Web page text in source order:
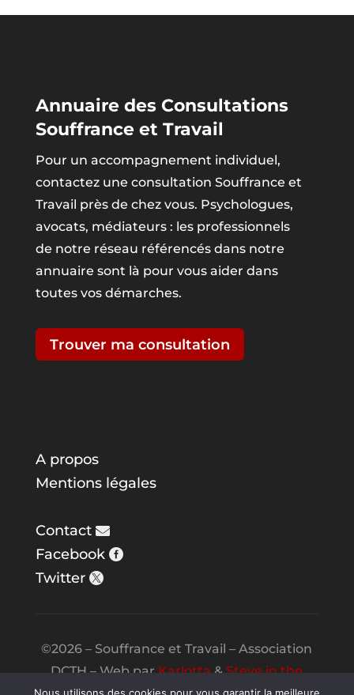
Annuaire des Consultations
Souffrance et Travail
Pour un accompagnement individuel,
contactez une consultation Souffrance et
Travail près de chez vous. Psychologues,
avocats, médiateurs : les professionnels
de notre réseau référencés dans notre
annuaire sont là pour vous aider dans
toutes vos démarches.
Trouver ma consultation
A propos
Mentions légales
Contact
Facebook
Twitter
©2026 – Souffrance et Travail – Association
DCTH – Web parKarlotta&Steve in the